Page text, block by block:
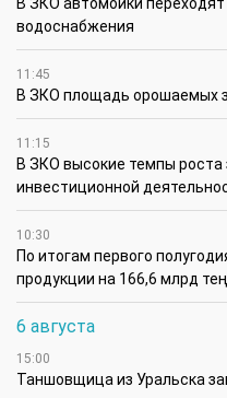
водоснабжения
11:45
В ЗКО площадь орошаемых
11:15
В ЗКО высокие темпы
инвестиционной
10:30
По итогам первого
продукции на 166,6 млрд
6 августа
15:00
Таншовщица из Уральска